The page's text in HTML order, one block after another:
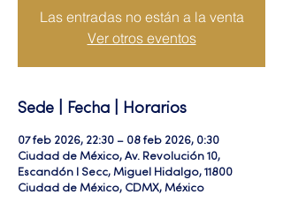
Las entradas no están a la venta
Ver otros eventos
Sede | Fecha | Horarios
07 feb 2026, 22:30 – 08 feb 2026, 0:30
Ciudad de México, Av. Revolución 10,
Escandón I Secc, Miguel Hidalgo, 11800
Ciudad de México, CDMX, México